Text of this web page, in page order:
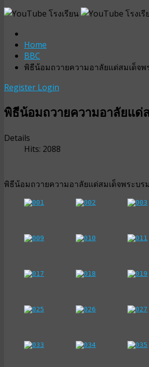
Home
BBC
พิธีน้อมถวายความอาลัยแด่สมเด็จ
Register Login
พิธีน้อมถวายความอาลัยแด่
Details
Hits: 2088
พิธีน้อมถวายความอาลัยแด่สมเด็จพระบ